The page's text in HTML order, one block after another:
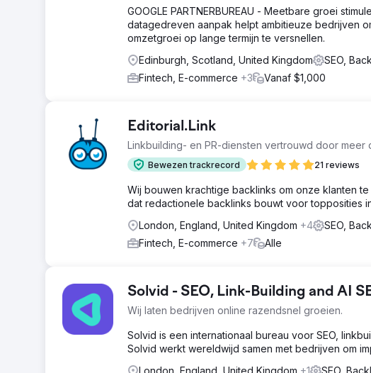
GOOGLE PARTNERBUREAU - Meetbare groei
datagedreven aanpak helpt ambitieuze bedrijven
omzetgroei op lange termijn te versnellen.
Edinburgh, Scotland, United Kingdom
SEO,
Fintech, E-commerce +3 Vanaf $1,000
Editorial.Link
Linkbuilding- en PR-diensten vertrouwd door meer
Bewezen trackrecord 21 reviews
Wij bouwen krachtige backlinks om onze klanten
dat redactionele backlinks bouwt voor topposities
London, England, United Kingdom +4 SEO,
Fintech, E-commerce +7 Alle
Solvid - SEO, Link-Building and AI
Wij laten bedrijven online razendsnel groeien.
Solvid is een internationaal bureau voor SEO,
Solvid werkt wereldwijd samen met bedrijven om
London, England, United Kingdom +1 SEO,